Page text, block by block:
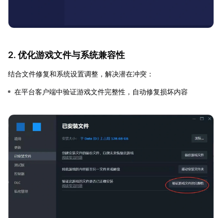
2. 优化游戏文件与系统兼容性
结合文件修复和系统设置调整，解决潜在冲突：
在平台客户端中验证游戏文件完整性，自动修复损坏内容